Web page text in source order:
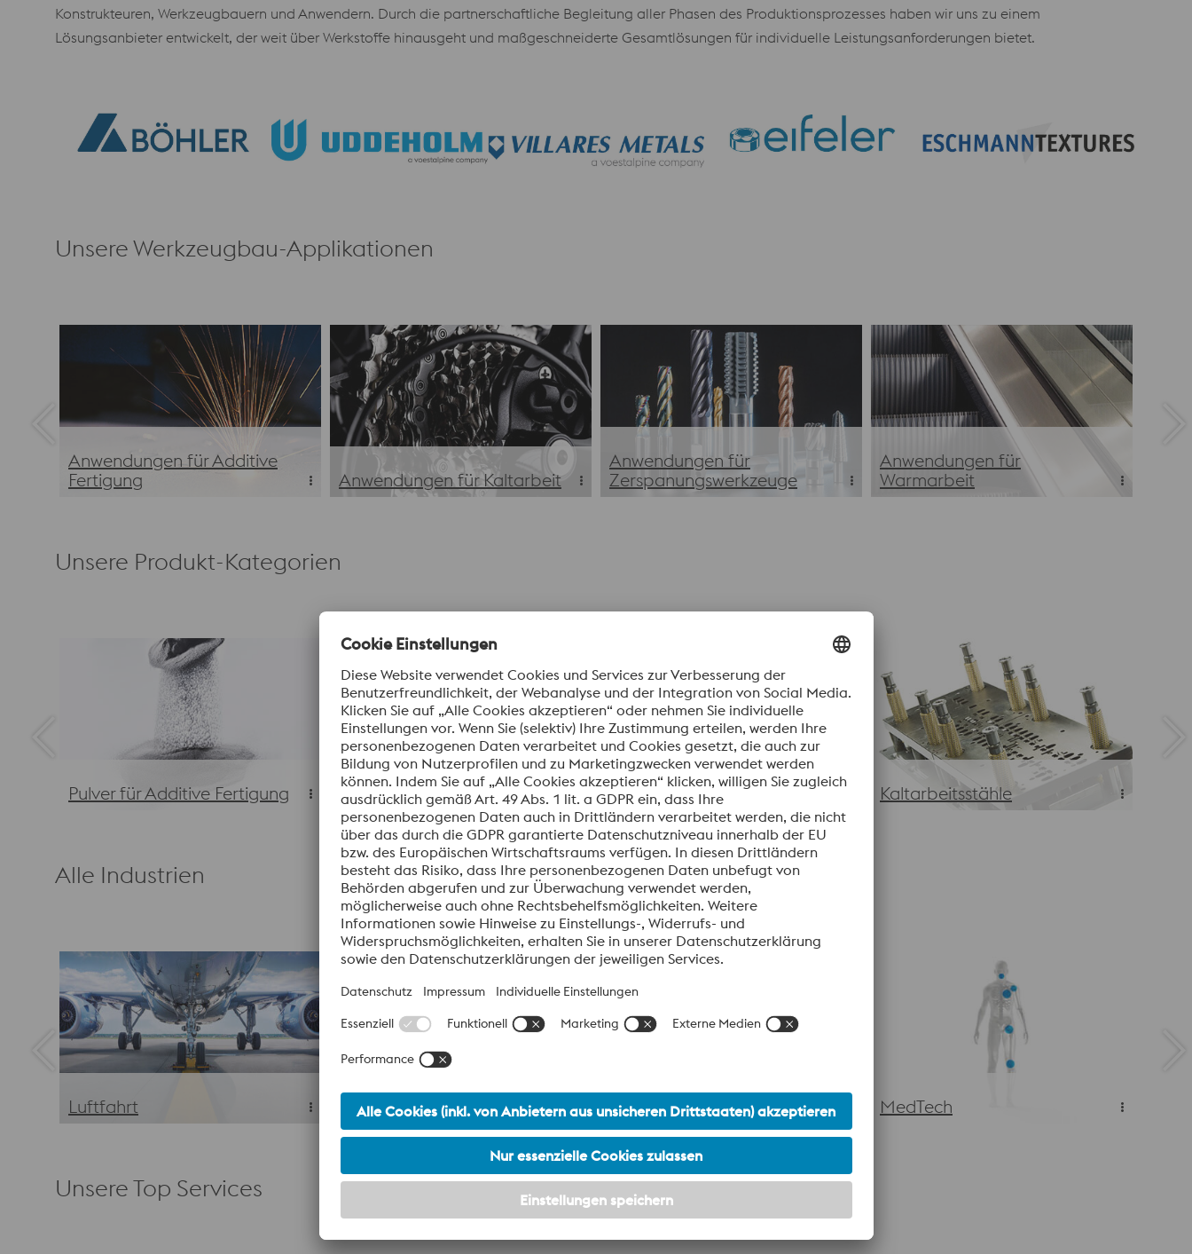
Konstrukteuren, Werkzeugbauern und Anwendern. Durch die partnerschaftliche Begleitung aller Phasen des Produktionsprozesses haben wir uns zu einem
Lösungsanbieter entwickelt, der weit über Werkstoffe hinausgeht und maßgeschneiderte Gesamtlösungen für individuelle Leistungsanforderungen bietet.
Unsere Werkzeugbau-Applikationen
Anwendungen für Additive
Fertigung
Anwendungen für Kaltarbeit
Anwendungen für
Zerspanungswerkzeuge
Anwendungen für
Warmarbeit
Unsere Produkt-Kategorien
Pulver für Additive Fertigung
Legierungen mit besonderen
physikalischen Eigenschaften
Legierungen mit besonderen
physikalischen Eigenschaften
Wälzlagerstähle
Wälzlagerstähle
Kaltarbeitsstähle
Alle Industrien
Luftfahrt Energie
Energie
Lebensmittel & Getränke
Lebensmittel & Getränke
MedTech
Unsere Top Services